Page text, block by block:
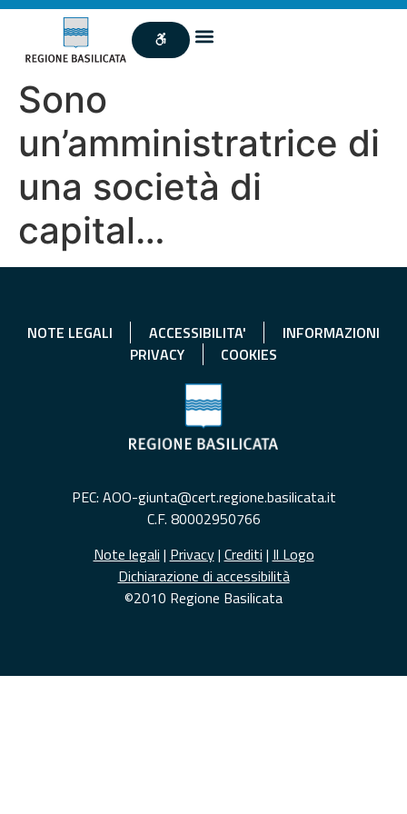
Sono
un’amministratrice di
una società di
capital…
NOTE LEGALI ACCESSIBILITA'
INFORMAZIONI
PRIVACY
COOKIES
PEC: AOO-giunta@cert.regione.basilicata.it
C.F. 80002950766
Note legali | Privacy| Crediti | Il Logo
Dichiarazione di accessibilità
©2010 Regione Basilicata